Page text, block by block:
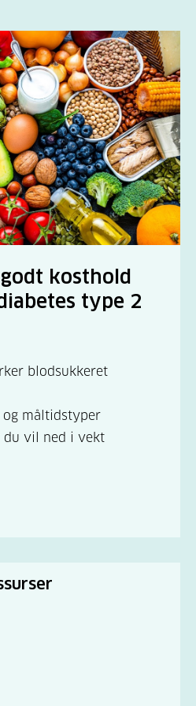
kosthold
type 2
blodsukkeret
og måltidstyper
du vil ned i vekt